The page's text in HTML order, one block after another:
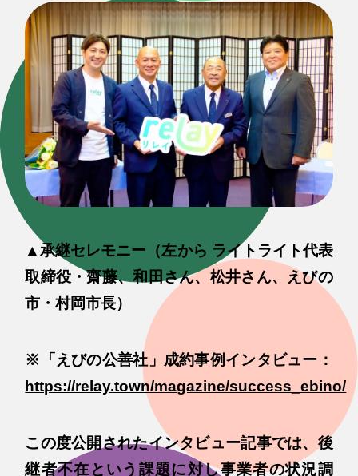
▲承継セレモニー（左から ライトライト代表
取締役・齋藤、和田さん、松井さん、えびの
市・村岡市長）
※「えびの公善社」成約事例インタビュー：
https://relay.town/magazine/success_ebino/
この度公開されたインタビュー記事では、後
継者不在という課題に対し事業者の状況調